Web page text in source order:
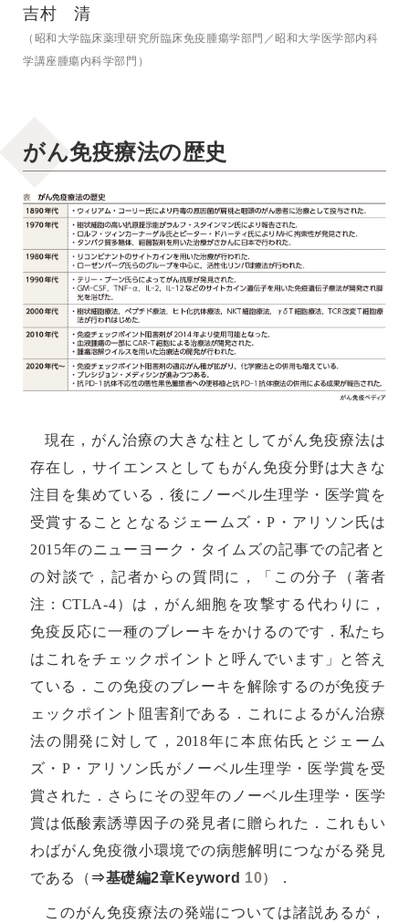
吉村 清
（昭和大学臨床薬理研究所臨床免疫腫瘍学部門／昭和大学医学部内科
学講座腫瘍内科学部門）
がん免疫療法の歴史
現在，がん治療の大きな柱としてがん免疫療法は
存在し，サイエンスとしてもがん免疫分野は大きな
注目を集めている．後にノーベル生理学・医学賞を
受賞することとなるジェームズ・P・アリソン氏は
2015年のニューヨーク・タイムズの記事での記者と
の対談で，記者からの質問に，「この分子（著者
注：CTLA-4）は，がん細胞を攻撃する代わりに，
免疫反応に一種のブレーキをかけるのです．私たち
はこれをチェックポイントと呼んでいます」と答え
ている．この免疫のブレーキを解除するのが免疫チ
ェックポイント阻害剤である．これによるがん治療
法の開発に対して，2018年に本庶佑氏とジェーム
ズ・P・アリソン氏がノーベル生理学・医学賞を受
賞された．さらにその翌年のノーベル生理学・医学
賞は低酸素誘導因子の発見者に贈られた．これもい
わばがん免疫微小環境での病態解明につながる発見
である（ ⇒基礎編2章Keyword 10）．
このがん免疫療法の発端については諸説あるが，